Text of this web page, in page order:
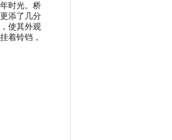
时光。桥
添了几分
使其外观
着铃铛，